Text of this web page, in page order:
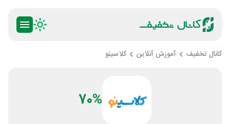
کانال تخفیف آموزش آنلاین کلاسینو
70%